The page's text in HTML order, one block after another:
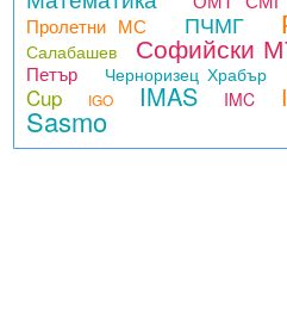
Пролетни МС ПЧМГ
Салабашев Софийски
Петър
Черноризец Храбър
Cup
IGO IMAS IMC
Sasmo